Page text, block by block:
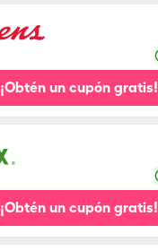
¡Obtén un cupón gratis!
¡Obtén un cupón gratis!